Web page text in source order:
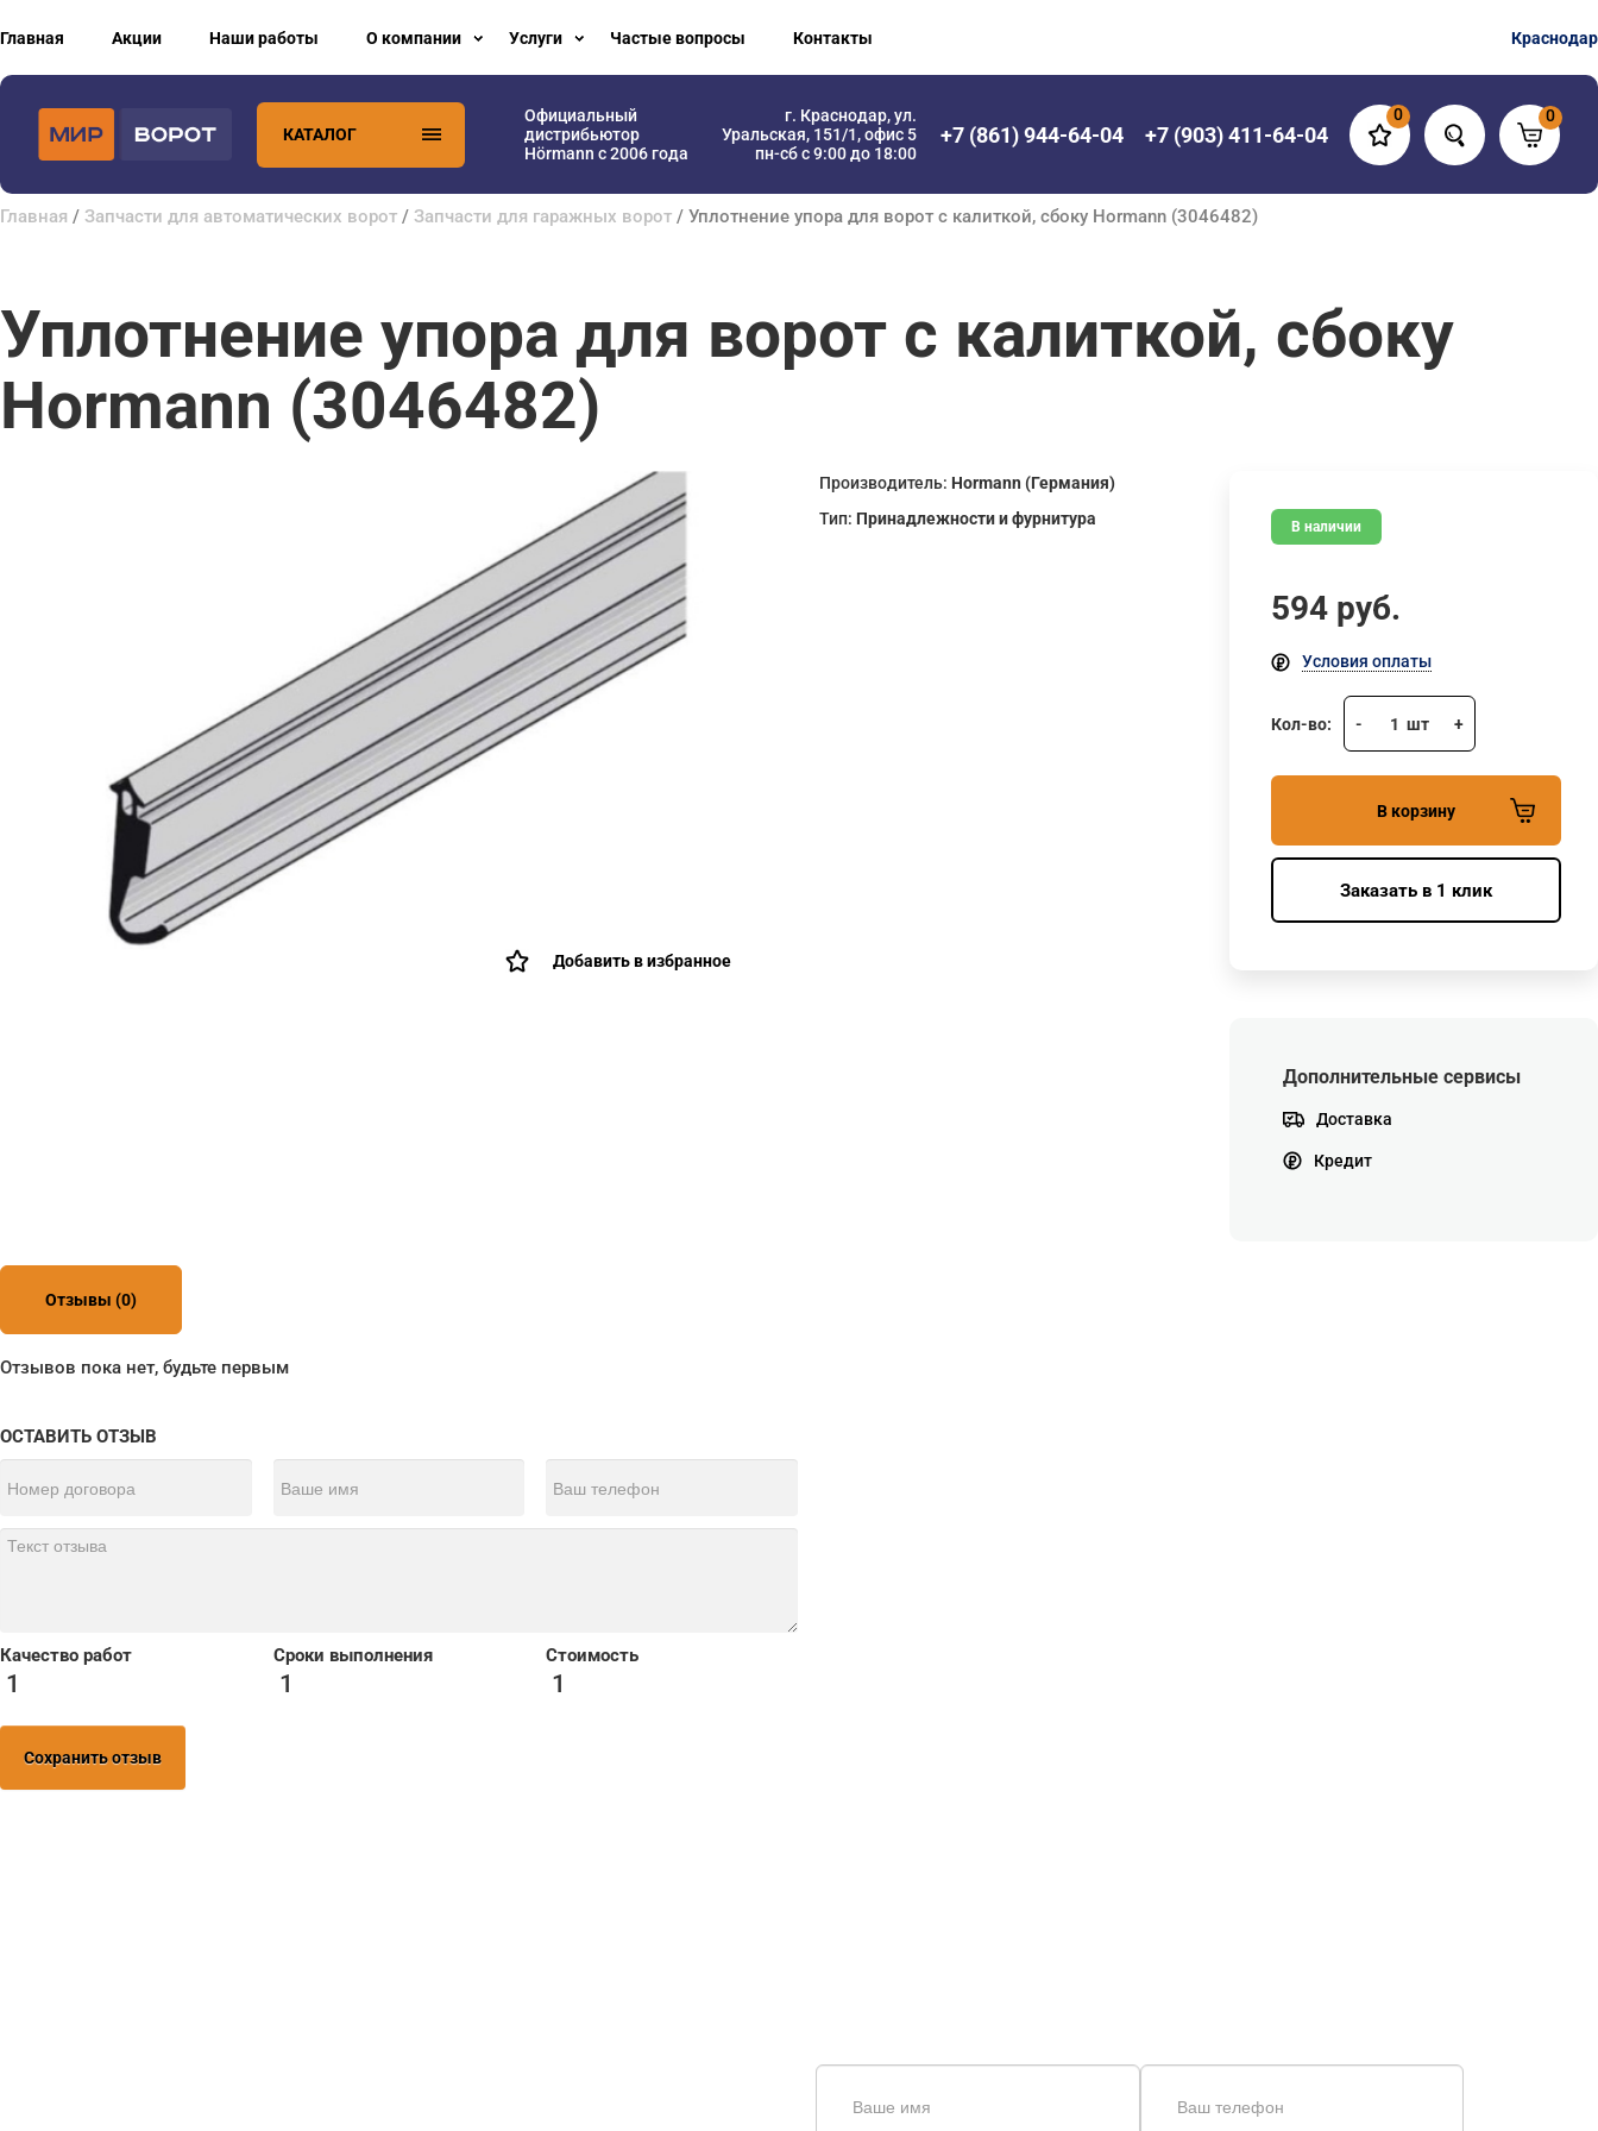
Главная Акции Наши работы О компании Услуги Частые вопросы Контакты Краснодар
КАТАЛОГ
Официальный
дистрибьютор
Hörmann с 2006 года
г. Краснодар, ул.
Уральская, 151/1, офис 5
пн-сб с 9:00 до 18:00
+7 (861) 944-64-04 +7 (903) 411-64-04
0 0
Главная / Запчасти для автоматических ворот / Запчасти для гаражных ворот / Уплотнение упора для ворот с калиткой, сбоку Hormann (3046482)
Уплотнение упора для ворот с калиткой, сбоку
Hormann (3046482)
Добавить в избранное
Производитель: Hormann (Германия)
Тип: Принадлежности и фурнитура В наличии
594 руб.
Условия оплаты
Кол-во: - 1 шт +
В корзину
Заказать в 1 клик
Дополнительные сервисы
Доставка
Кредит
Отзывы (0)
Отзывов пока нет, будьте первым
ОСТАВИТЬ ОТЗЫВ
Качество работ
1
Сроки выполнения
1
Стоимость
1
Сохранить отзыв